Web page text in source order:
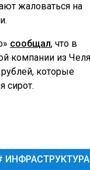
жаловаться на
сообщал, что в
компании из
которые
сирот.
ИНФРАСТРУКТУРА